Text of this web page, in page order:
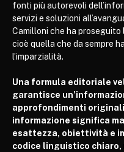
fonti più autorevoli
servizi e soluzioni
Camilloni che ha
cioè quella che da sempre
l’imparzialità.
Una formula editoriale
garantisce
approfondimenti
informazione significa
esattezza, obiettività e
codice linguistico